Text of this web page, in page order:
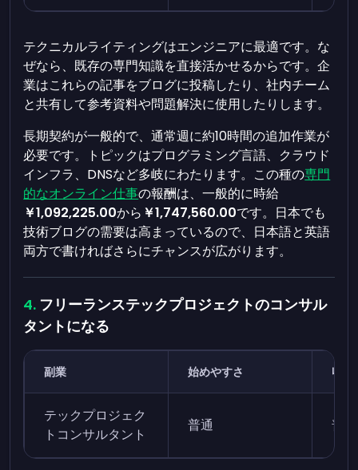
テクニカルライティングはエンジニアに最適です。な
ぜなら、既存の専門知識を直接活かせるからです。企
業はこれらの記事をブログに投稿したり、社内チーム
と共有して参考資料や問題解決に使用したりします。
長期契約が一般的で、通常週に約10時間の追加作業が
必要です。トピックはプログラミング言語、クラウド
インフラ、DNSなど多岐にわたります。この種の専門
的なオンライン仕事の報酬は、一般的に時給
￥1,092,225.00から ￥1,747,560.00です。日本でも
技術ブログの需要は高まっているので、日本語と英語
両方で書ければさらにチャンスが広がります。
フリーランステックプロジェクトのコンサル
タントになる
副業 始めやすさ 収益
テックプロジェク
トコンサルタント
普通 普通